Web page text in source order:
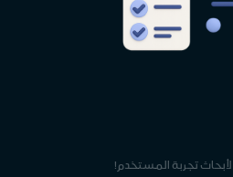
تجربة المستخدم!